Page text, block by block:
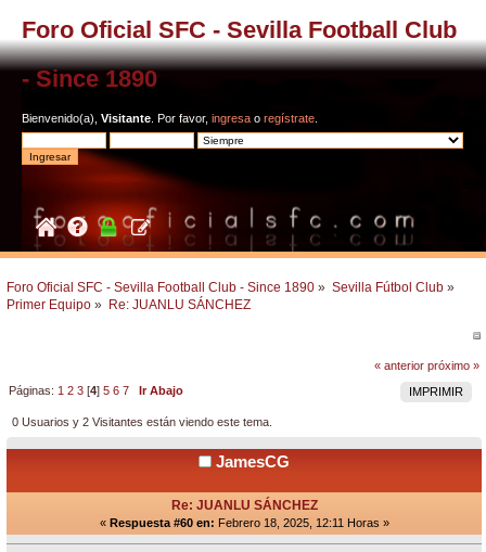
Foro Oficial SFC - Sevilla Football Club
- Since 1890
Bienvenido(a), Visitante . Por favor, ingresa o regístrate
Foro Oficial SFC - Sevilla Football Club - Since 1890 » Sevilla Fútbol Club »
Primer Equipo » Re: JUANLU SÁNCHEZ
« anterior próximo »
IMPRIMIR
Páginas: 1 2 3 [4]5 6 7 Ir Abajo
0 Usuarios y 2 Visitantes están viendo este tema.
JamesCG
Re: JUANLU SÁNCHEZ
« Respuesta #60 en: Febrero 18, 2025, 12:11 Horas »